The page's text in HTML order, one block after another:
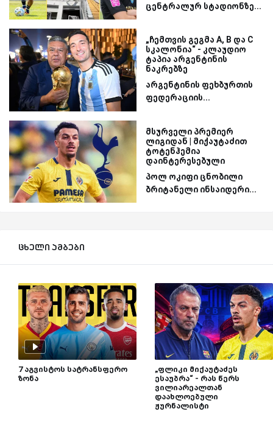
ცენტრალურ სტადიონზე...
„ჩემთვის გეგმა A, B და C
სკალონია“ - კლაუდიო
ტაპია არგენტინის
ნაკრებზე
არგენტინის ფეხბურთის
ფედერაციის...
მსურველი პრემიერ
ლიგიდან | მიქაუტაძით
ტოტენჰემია
დაინტერესებული
პოლ ოკიფი ცნობილი
ბრიტანელი ინსაიდერი...
ცხელი ამბები
7 აგვისტოს სატრანსფერო
ზონა
„ფლიკი მიქაუტაძეს
ესაუბრა“ - რას წერს
ვილიარეალთან
დაახლოებული
ჟურნალისტი